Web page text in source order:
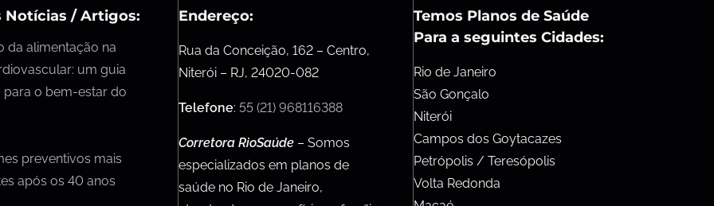
Notícias / Artigos:
da alimentação na
um guia
o bem-estar do
preventivos mais
após os 40 anos
Endereço:
Rua da Conceição, 162 – Centro,
Niterói – RJ, 24020-082
Telefone: 55 (21) 968116388
Corretora RioSaúde – Somos
especializados em planos de
saúde no Rio de Janeiro,
Temos Planos de Saúde
Para a seguintes Cidades:
Rio de Janeiro
São Gonçalo
Niterói
Campos dos Goytacazes
Petrópolis / Teresópolis
Volta Redonda